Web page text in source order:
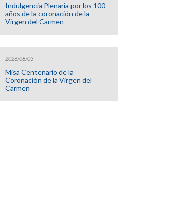
Indulgencia Plenaria por los 100
años de la coronación de la
Virgen del Carmen
2026/08/03
Misa Centenario de la
Coronación de la Virgen del
Carmen